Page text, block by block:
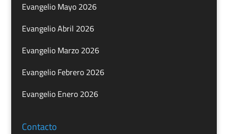
Evangelio Mayo 2026
Evangelio Abril 2026
Evangelio Marzo 2026
Evangelio Febrero 2026
Evangelio Enero 2026
Contacto